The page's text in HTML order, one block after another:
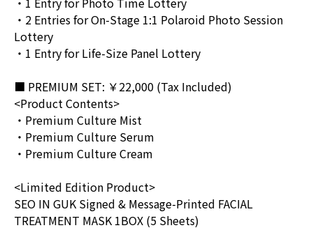
・2 Entries for On-Stage 1:1 Polaroid Photo Session
Lottery
・1 Entry for Life-Size Panel Lottery
■ PREMIUM SET: ￥22,000 (Tax Included)
<Product Contents>
・Premium Culture Mist
・Premium Culture Serum
・Premium Culture Cream
<Limited Edition Product>
SEO IN GUK Signed & Message-Printed FACIAL
TREATMENT MASK 1BOX (5 Sheets)